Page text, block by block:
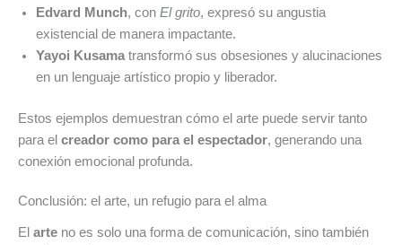
Edvard Munch, con El grito, expresó su angustia
existencial de manera impactante.
Yayoi Kusamatransformó sus obsesiones y alucinaciones
en un lenguaje artístico propio y liberador.
Estos ejemplos demuestran cómo el arte puede servir tanto
para el creador como para el espectador, generando una
conexión emocional profunda.
Conclusión: el arte, un refugio para el alma
El arte no es solo una forma de comunicación, sino también